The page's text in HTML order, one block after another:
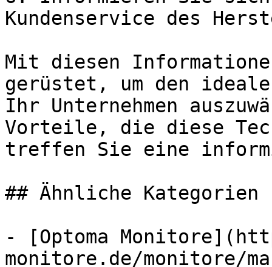
Kundenservice des
Mit diesen
gerüstet, um den
Ihr Unternehmen
Vorteile, die diese
treffen Sie eine
## Ähnliche Kategorien
- [Optoma
monitore.de/monitore/